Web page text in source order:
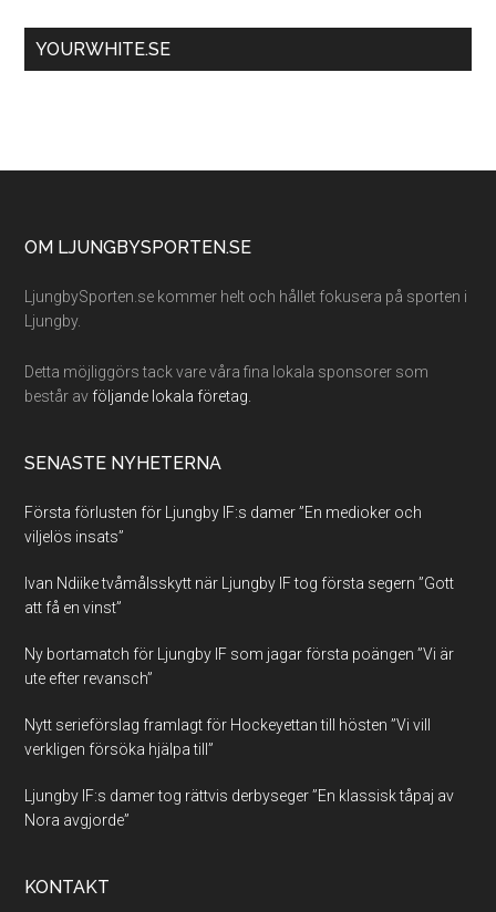
YOURWHITE.SE
Footer
OM LJUNGBYSPORTEN.SE
LjungbySporten.se kommer helt och hållet fokusera på sporten i
Ljungby.
Detta möjliggörs tack vare våra fina lokala sponsorer som
består av följande lokala företag.
SENASTE NYHETERNA
Första förlusten för Ljungby IF:s damer ”En medioker och
viljelös insats”
Ivan Ndiike tvåmålsskytt när Ljungby IF tog första segern ”Gott
att få en vinst”
Ny bortamatch för Ljungby IF som jagar första poängen ”Vi är
ute efter revansch”
Nytt serieförslag framlagt för Hockeyettan till hösten ”Vi vill
verkligen försöka hjälpa till”
Ljungby IF:s damer tog rättvis derbyseger ”En klassisk tåpaj av
Nora avgjorde”
KONTAKT